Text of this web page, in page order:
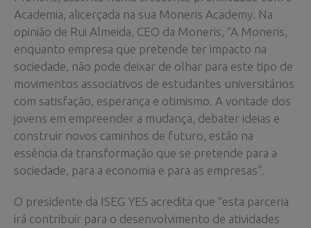
Academia, alicerçada na sua Moneris Academy. Na
opinião de Rui Almeida, CEO da Moneris, “A Moneris,
enquanto empresa que pretende ter impacto na
sociedade, não pode deixar de olhar para este tipo de
movimentos associativos de estudantes universitários
com satisfação, esperança e otimismo. A vontade dos
jovens em empreender a mudança, debater ideias e
construir novos caminhos de futuro, estão na
essência da transformação que se pretende para a
sociedade, para a economia e para as empresas”.
O presidente da ISEG YES acredita que “esta parceria
irá contribuir para o desenvolvimento de atividades